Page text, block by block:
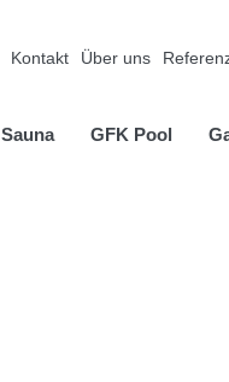
Sauna GFK Pool
Kontakt Über uns